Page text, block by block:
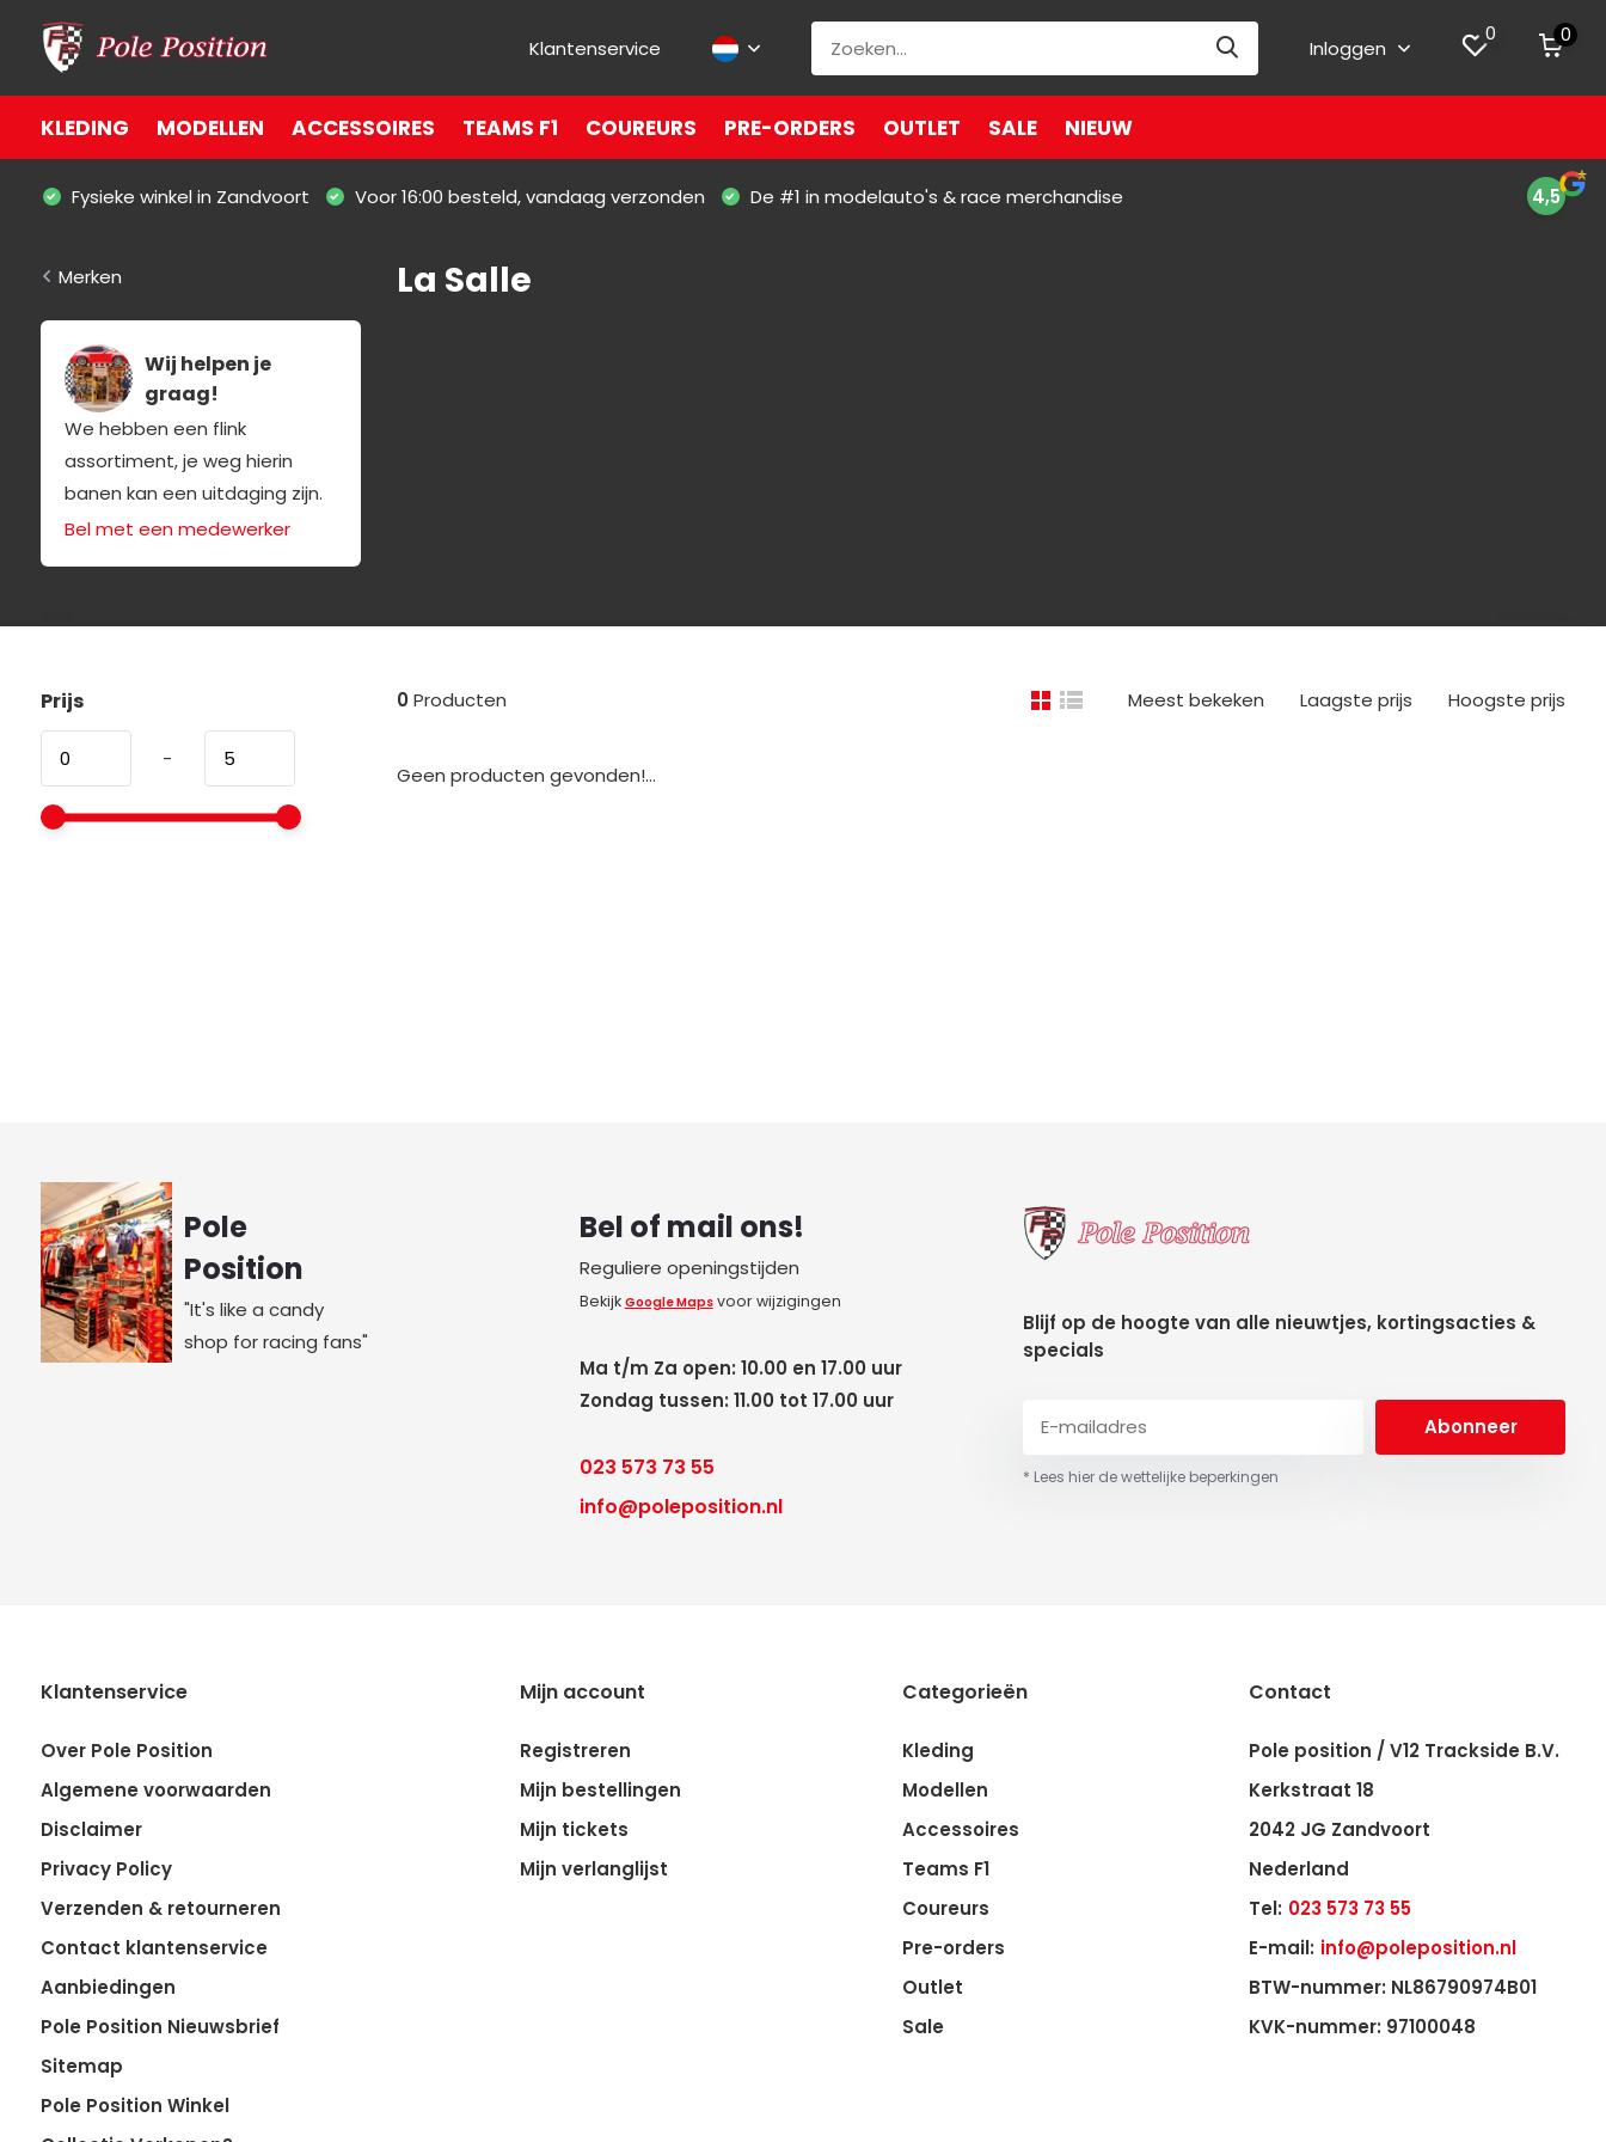
Klantenservice Inloggen
0 0
KLEDING MODELLEN ACCESSOIRES TEAMS F1 COUREURS PRE-ORDERS OUTLET SALE NIEUW
Fysieke winkel in Zandvoort Voor 16:00 besteld, vandaag verzonden De #1 in modelauto's & race merchandise 4,5
Merken
Wij helpen je
graag!
We hebben een flink
assortiment, je weg hierin
banen kan een uitdaging zijn.
Bel met een medewerker
La Salle
Prijs
-
0Producten Meest bekeken Laagste prijs Hoogste prijs
Geen producten gevonden!...
Pole
Position
"It's like a candy
shop for racing fans"
Bel of mail ons!
Reguliere openingstijden
Bekijk Google Mapsvoor wijzigingen
Ma t/m Za open: 10.00 en 17.00 uur
Zondag tussen: 11.00 tot 17.00 uur
023 573 73 55
info@poleposition.nl
Blijf op de hoogte van alle nieuwtjes, kortingsacties &
specials
Abonneer
* Lees hier de wettelijke beperkingen
Klantenservice
Over Pole Position
Algemene voorwaarden
Disclaimer
Privacy Policy
Verzenden & retourneren
Contact klantenservice
Aanbiedingen
Pole Position Nieuwsbrief
Sitemap
Pole Position Winkel
Mijn account
Registreren
Mijn bestellingen
Mijn tickets
Mijn verlanglijst
Categorieën
Kleding
Modellen
Accessoires
Teams F1
Coureurs
Pre-orders
Outlet
Sale
Contact
Pole position / V12 Trackside B.V.
Kerkstraat 18
2042 JG Zandvoort
Nederland
Tel: 023 573 73 55
E-mail: info@poleposition.nl
BTW-nummer: NL86790974B01
KVK-nummer: 97100048